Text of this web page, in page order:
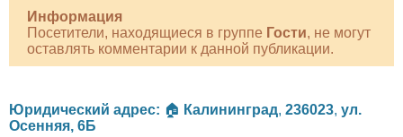
Информация
Посетители, находящиеся в группе Гости, не могут
оставлять комментарии к данной публикации.
Юридический адрес: 🏠 Калининград, 236023, ул.
Осенняя, 6Б